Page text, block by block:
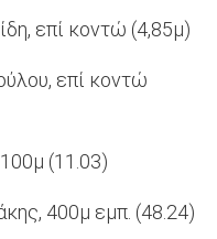
επί κοντώ (4,85μ)
επί κοντώ
(11.03)
400μ εμπ. (48.24)